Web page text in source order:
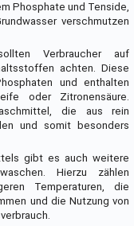
Phosphate und Tenside,
verschmutzen
Verbraucher auf
achten. Diese
und enthalten
oder Zitronensäure.
die aus rein
und somit besonders
gibt es auch weitere
Hierzu zählen
Temperaturen, die
und die Nutzung von